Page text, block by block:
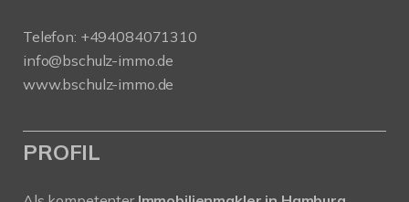
Telefon: +494084071310
info@bschulz-immo.de
www.bschulz-immo.de
PROFIL